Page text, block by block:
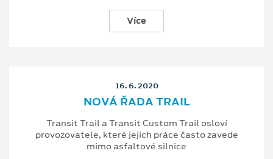
Více
16. 6. 2020
NOVÁ ŘADA TRAIL
Transit Trail a Transit Custom Trail osloví
provozovatele, které jejich práce často zavede
mimo asfaltové silnice